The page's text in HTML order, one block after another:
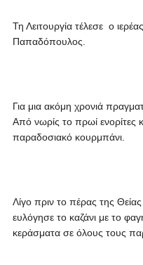
Τη Λειτουργία τέλεσε o
Παπαδόπουλος.
Για μια ακόμη χρονιά
Από νωρίς το πρωί ενορίτες
παραδοσιακό κουρμπάνι.
Λίγο πριν το πέρας της
ευλόγησε το καζάνι με το
κεράσματα σε όλους τους